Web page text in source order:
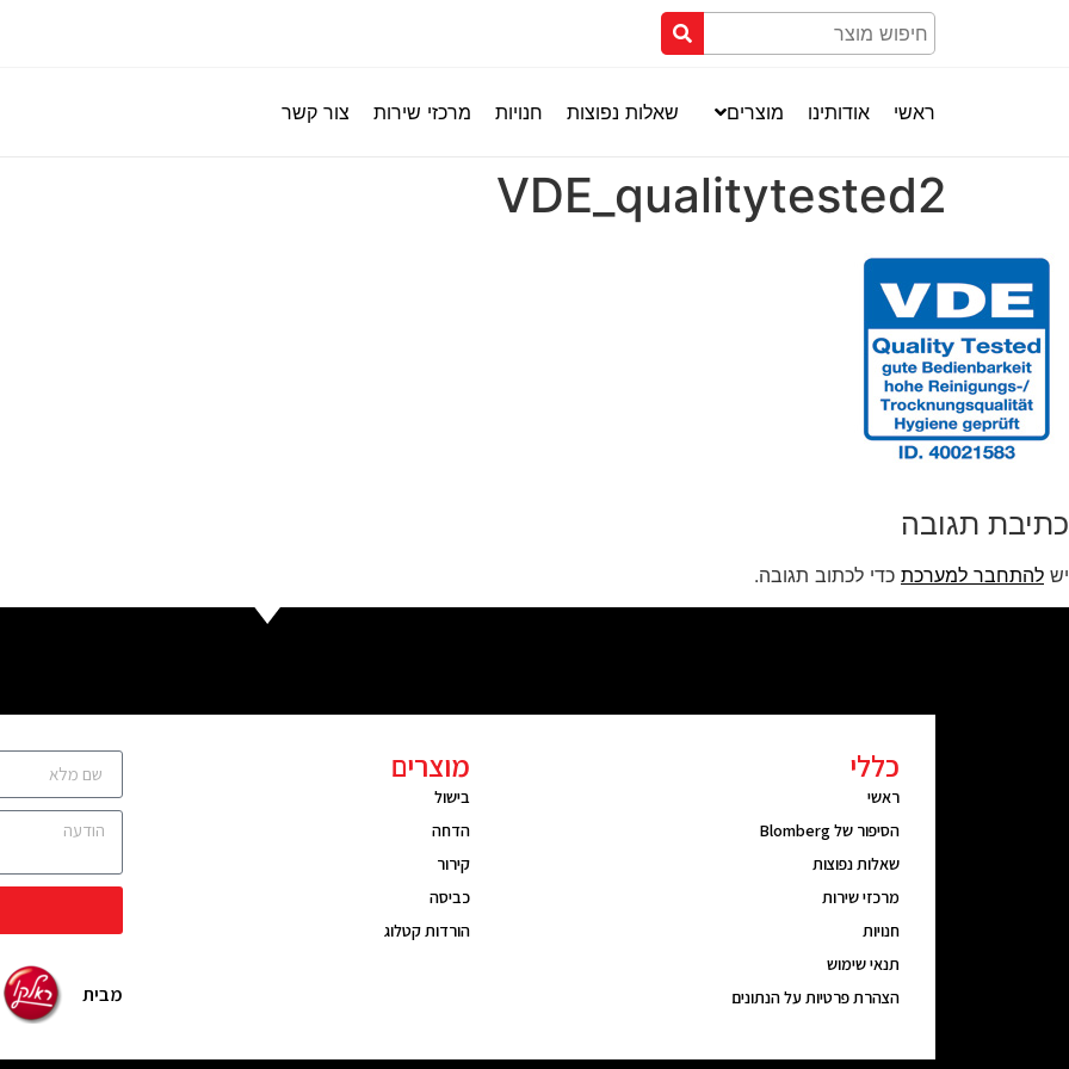
ראשי אודותינו מוצרים שאלות נפוצות חנויות מרכזי שירות צור קשר
VDE_qualitytested2
כתיבת תגובה
יש להתחבר למערכת כדי לכתוב תגובה.
כללי
ראשי
הסיפור של Blomberg
שאלות נפוצות
מרכזי שירות
חנויות
תנאי שימוש
הצהרת פרטיות על הנתונים
מוצרים
בישול
הדחה
קירור
כביסה
הורדות קטלוג
מבית